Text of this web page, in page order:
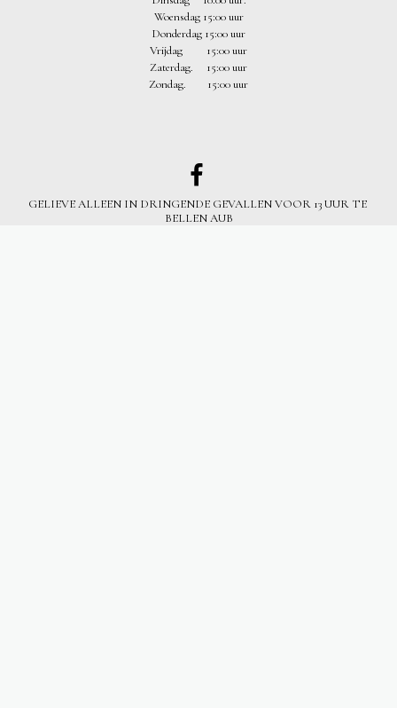
Woensdag 15:00 uur
Donderdag 15:00 uur
Vrijdag         15:00 uur
Zaterdag.     15:00 uur
Zondag.        15:00 uur
GELIEVE ALLEEN IN DRINGENDE GEVALLEN VOOR 13 UUR TE
BELLEN AUB